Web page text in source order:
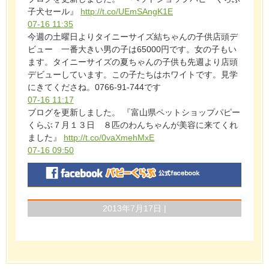
子犬セール』 http://t.co/UEmSAngK1E
07-16 11:35
今週の土曜日よりタイニーサイズ結ちゃんの子供店頭デ
ビュー 一番大きい男の子は65000円です。女の子もい
ます。タイニーサイズの夏ちゃんの子供も先週より店頭
デビューしています。この子たちはホワイトです。見学
にきてくださね。0766-91-744です
07-16 11:17
ブログを更新しました。 『富山県ペットショップパピー
くらぶ７月１３日 ８匹のわんちゃんが美容に来てくれ
ました』 http://t.co/0vaXmehMxE
07-16 09:50
2013年7月17日 |